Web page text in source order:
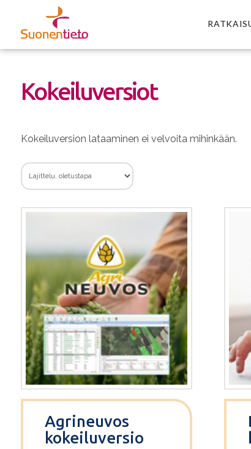
Kokeiluversiot
Kokeiluversion lataaminen ei velvoita mihinkään.
Agrineuvos
kokeiluversio